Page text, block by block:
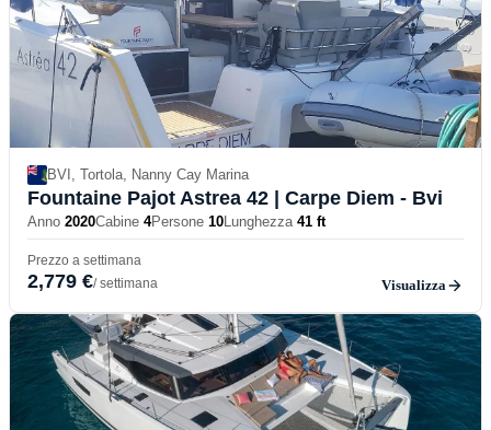
BVI, Tortola, Nanny Cay Marina
Fountaine Pajot Astrea 42 | Carpe Diem - Bvi
Anno 2020Cabine 4Persone 10Lunghezza 41 ft
Prezzo a settimana
2,779 €/ settimana Visualizza